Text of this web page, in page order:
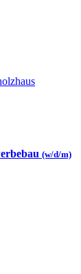
(w/d/m)